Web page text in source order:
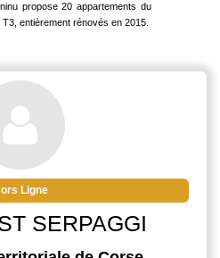
propose 20 appartements du
T3, entièrement rénovés en 2015.
Sud, surplombant le fleuve et à
400 m de la plage, la Résidence
propose 20 appartements du
T3, entièrement rénovés en 2015.
Ligne
SERPAGGI